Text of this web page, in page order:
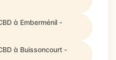
à Emberménil -
à Buissoncourt -